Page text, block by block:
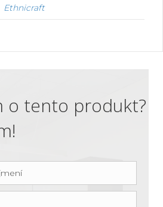
Ethnicraft
o tento produkt?